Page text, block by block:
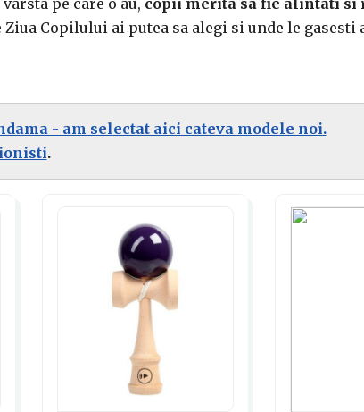
Ziua Copilului ai putea sa alegi si unde le gasesti
- am selectat aici cateva modele noi.
.